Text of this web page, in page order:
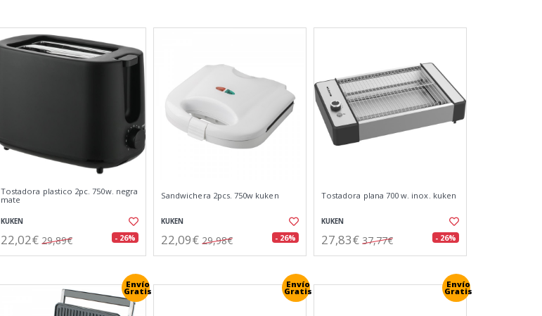
Tostadora plastico 2pc. 750w. negra
mate
KUKEN
22,02€ 29,89€ - 26%
Sandwichera 2pcs. 750w kuken
KUKEN
22,09€ 29,98€ - 26%
Tostadora plana 700 w. inox. kuken
KUKEN
27,83€ 37,77€ - 26%
Envío
Gratis
Envío
Gratis
Envío
Gratis